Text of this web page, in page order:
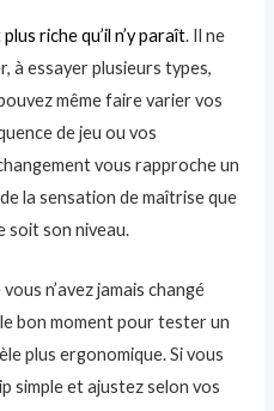
riche qu’il n’y paraît. Il ne
à essayer plusieurs types,
même faire varier vos
de jeu ou vos
vous rapproche un
la sensation de maîtrise que
soit son niveau.
n’avez jamais changé
bon moment pour tester un
plus ergonomique. Si vous
simple et ajustez selon vos